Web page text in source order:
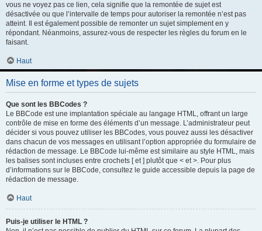
vous ne voyez pas ce lien, cela signifie que la remontée de sujet est
désactivée ou que l’intervalle de temps pour autoriser la remontée n’est pas
atteint. Il est également possible de remonter un sujet simplement en y
répondant. Néanmoins, assurez-vous de respecter les règles du forum en le
faisant.
Haut
Mise en forme et types de sujets
Que sont les BBCodes ?
Le BBCode est une implantation spéciale au langage HTML, offrant un large
contrôle de mise en forme des éléments d’un message. L’administrateur peut
décider si vous pouvez utiliser les BBCodes, vous pouvez aussi les désactiver
dans chacun de vos messages en utilisant l’option appropriée du formulaire de
rédaction de message. Le BBCode lui-même est similaire au style HTML, mais
les balises sont incluses entre crochets [ et ] plutôt que < et >. Pour plus
d’informations sur le BBCode, consultez le guide accessible depuis la page de
rédaction de message.
Haut
Puis-je utiliser le HTML ?